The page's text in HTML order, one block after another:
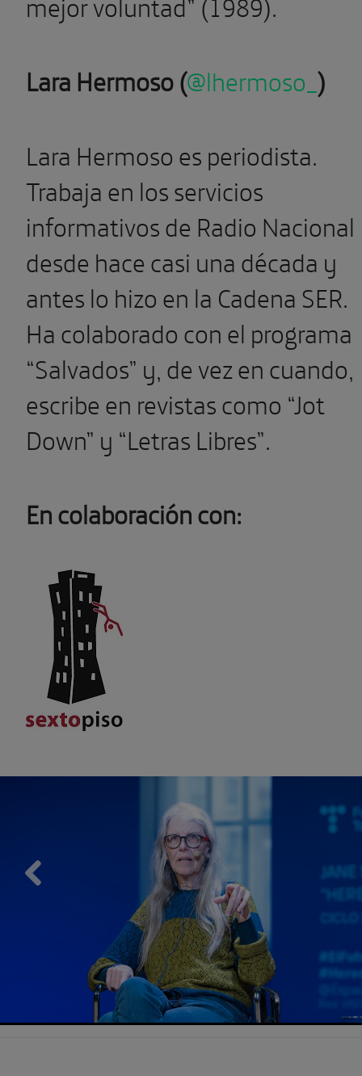
Lara Hermoso (@lhermoso_ )
Lara Hermoso es periodista.
Trabaja en los servicios
informativos de Radio Nacional
desde hace casi una década y
antes lo hizo en la Cadena SER.
Ha colaborado con el programa
“Salvados” y, de vez en cuando,
escribe en revistas como “Jot
Down” y “Letras Libres”.
En colaboración con: